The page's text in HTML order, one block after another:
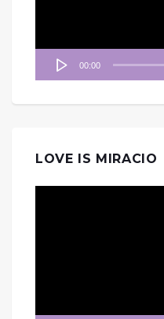
00:00
LOVE IS MIRACIO